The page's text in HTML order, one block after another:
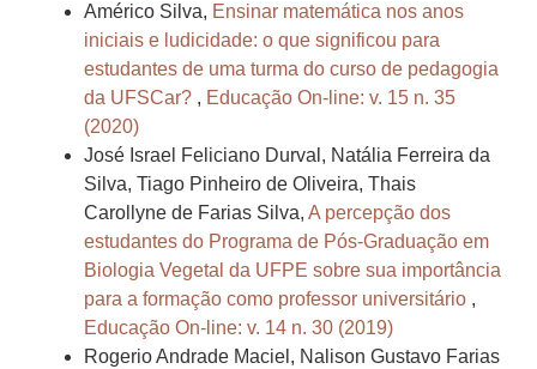
Américo Silva, Ensinar matemática nos anos
iniciais e ludicidade: o que significou para
estudantes de uma turma do curso de pedagogia
da UFSCar? , Educação On-line: v. 15 n. 35
(2020)
José Israel Feliciano Durval, Natália Ferreira da
Silva, Tiago Pinheiro de Oliveira, Thais
Carollyne de Farias Silva, A percepção dos
estudantes do Programa de Pós-Graduação em
Biologia Vegetal da UFPE sobre sua importância
para a formação como professor universitário ,
Educação On-line: v. 14 n. 30 (2019)
Rogerio Andrade Maciel, Nalison Gustavo Farias